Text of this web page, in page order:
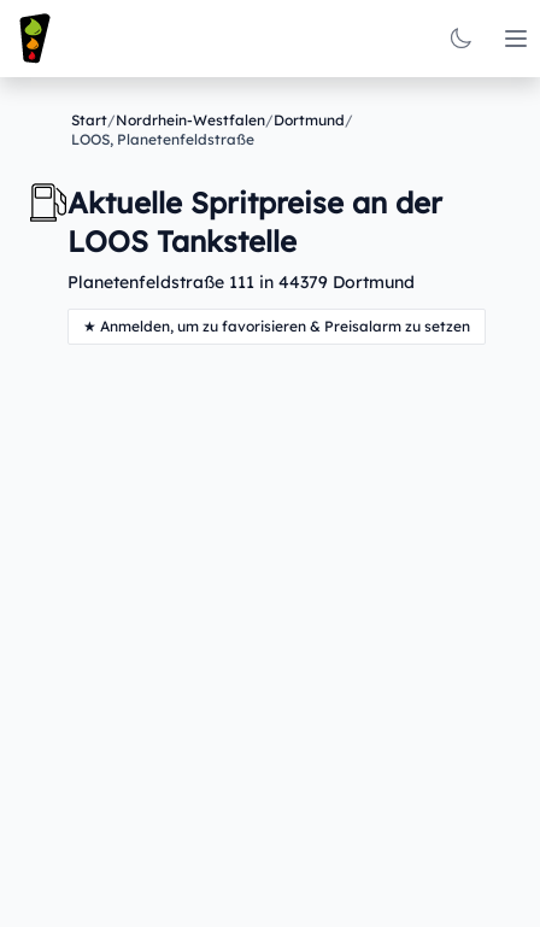
Start/Nordrhein-Westfalen/Dortmund/
LOOS, Planetenfeldstraße
Aktuelle Spritpreise an der
LOOS Tankstelle
Planetenfeldstraße 111 in 44379 Dortmund
★ Anmelden, um zu favorisieren & Preisalarm zu setzen